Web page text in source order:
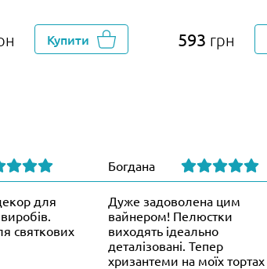
Купити 593 грн
для
святкових
Богдана
Дуже задоволена цим
вайнером! Пелюстки
виходять ідеально
деталізовані. Тепер
хризантеми на моїх тортах